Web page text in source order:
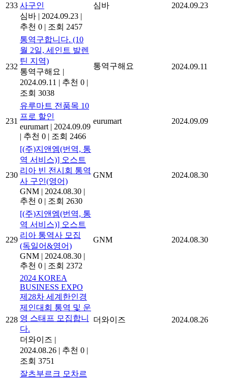
233 사구인
심바 | 2024.09.23 |
추천 0 | 조회 2457
심바 2024.09.23
232
통역구합니다. (10
월 2일, 세인트 발렌
틴 지역)
통역구해요 |
2024.09.11 | 추천 0 |
조회 3038
통역구해요 2024.09.11
231
유루마트 전품목 10
프로 할인
eurumart | 2024.09.09
| 추천 0 | 조회 2466
eurumart 2024.09.09
230
[(주)지앤엠(번역, 통
역 서비스)] 오스트
리아 빈 전시회 통역
사 구인(영어)
GNM | 2024.08.30 |
추천 0 | 조회 2630
GNM 2024.08.30
229
[(주)지앤엠(번역, 통
역 서비스)] 오스트
리아 통역사 모집
(독일어&영어)
GNM | 2024.08.30 |
추천 0 | 조회 2372
GNM 2024.08.30
228
2024 KOREA
BUSINESS EXPO
제28차 세계한인경
제인대회 통역 및 운
영 스태프 모집합니
다.
더와이즈 |
2024.08.26 | 추천 0 |
조회 3751
더와이즈 2024.08.26
잘츠부르크 모차르